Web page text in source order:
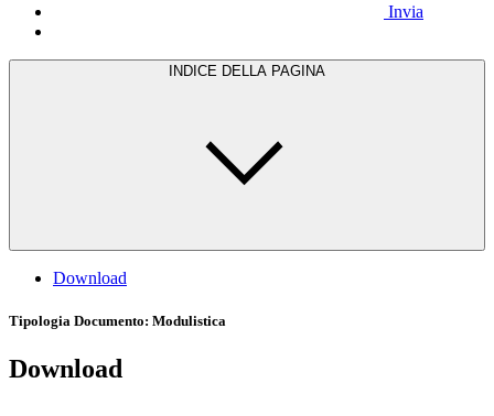
Invia
INDICE DELLA PAGINA
Download
Tipologia Documento: Modulistica
Download